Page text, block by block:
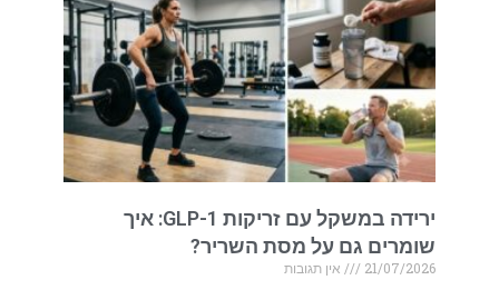
ירידה במשקל עם זריקות GLP-1: איך
שומרים גם על מסת השריר?
21/07/2026
אין תגובות